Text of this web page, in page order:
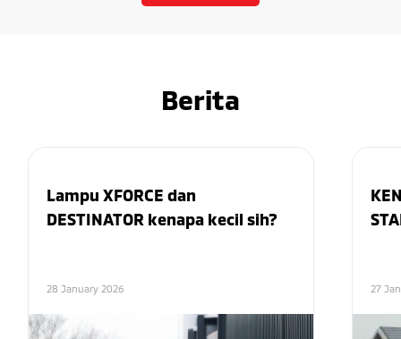
Berita
Lampu XFORCE dan
DESTINATOR kenapa kecil sih?
28 January 2026 27